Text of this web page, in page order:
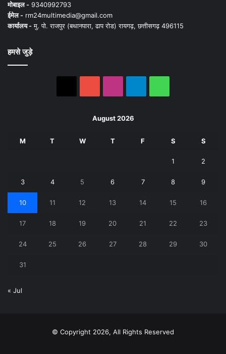
मोबाइल - 9340992793
ईमेल - rm24multimedia@gmail.com
कार्यालय -मु. पो. राजपुर (बथानपारा, ढाप रोड) रायगढ़, छत्तीसगढ़ 496115
हमसे जुड़े
August 2026
M T W T F S S
1 2
3 4 5 6 7 8 9
10 11 12 13 14 15 16
17 18 19 20 21 22 23
24 25 26 27 28 29 30
31
« Jul
© Copyright 2026, All Rights Reserved